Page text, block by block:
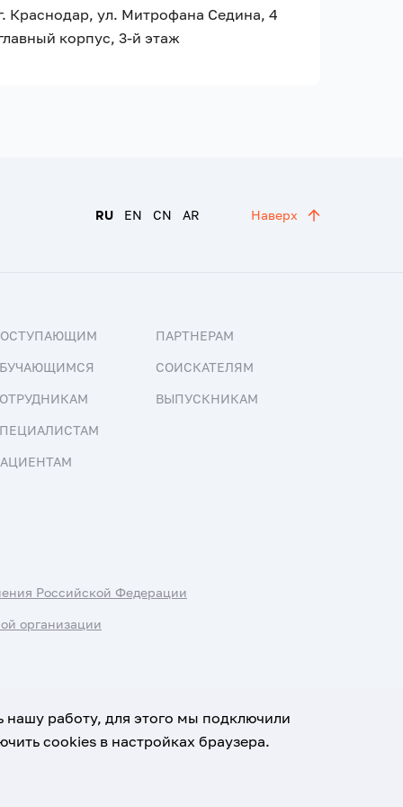
Краснодар, ул. Митрофана Седина, 4
корпус, 3-й этаж
RU EN CN AR Наверх
ПАРТНЕРАМ
СОИСКАТЕЛЯМ
ВЫПУСКНИКАМ
Российской Федерации
организации
нашу работу, для этого мы подключили
cookies в настройках браузера.